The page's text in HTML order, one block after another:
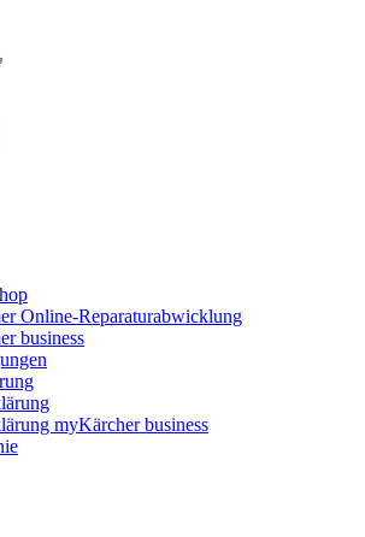
Online-Reparaturabwicklung
business
myKärcher business